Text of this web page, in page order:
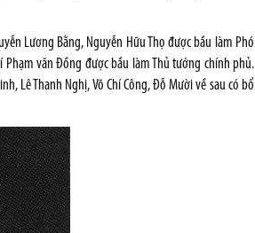
Lương Bằng, Nguyễn Hữu Thọ được bầu làm Phó
văn Đồng được bầu làm Thủ tướng chính phủ.
Lê Thanh Nghị, Võ Chí Công, Đỗ Mười về sau có bổ